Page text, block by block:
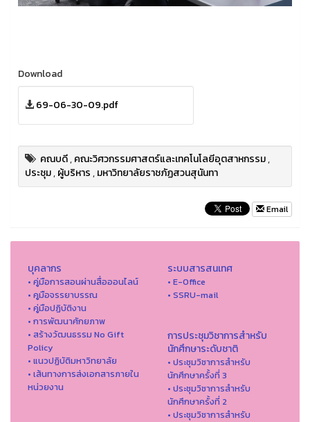
Download
69-06-30-09.pdf
คณบดี,คณะวิศวกรรมศาสตร์และเทคโนโลยีอุตสาหกรรม,
ประชุม,ผู้บริหาร,มหาวิทยาลัยราชภัฏสวนสุนันทา
Email
บุคลากร
• คู่มือการสอนผ่านสื่อออนไลน์
• คูมือจรรยาบรรณ
• คู่มือปฏิบัติงาน
• การพัฒนาศักยภาพ
• สร้างวัฒนธรรม No Gift
Policy
• แนวปฏิบัติมหาวิทยาลัย
• เส้นทางการส่งเอกสารภายใน
หน่วยงาน
ระบบสารสนเทศ
• E-Office
• SSRU-mail
การประชุมวิชาการสำหรับ
นักศึกษาระดับชาติ
• ประชุมวิชาการสำหรับ
นักศึกษาครั้งที่ 3
• ประชุมวิชาการสำหรับ
นักศึกษาครั้งที่ 2
• ประชุมวิชาการสำหรับ